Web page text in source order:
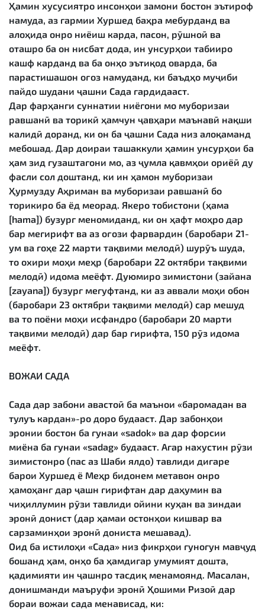
Ҳамин хусусиятро инсонҳои замони бостон эътироф
намуда, аз гармии Хуршед баҳра мебурданд ва
алоҳида онро ниёиш карда, пасон, рӯшноӣ ва
оташро ба он нисбат дода, ин унсурҳои табииро
кашф карданд ва ба онҳо эътиқод оварда, ба
парастишашон оғоз намуданд, ки баъдҳо муҷиби
пайдо шудани ҷашни Сада гардидааст.
Дар фарҳанги суннатии ниёгони мо муборизаи
равшанӣ ва торикӣ ҳамчун ҷавҳари маънавӣ нақши
калидӣ доранд, ки он ба ҷашни Сада низ алоқаманд
мебошад. Дар доираи ташаккули ҳамин унсурҳои ба
ҳам зид гузаштагони мо, аз ҷумла қавмҳои ориёӣ ду
фасли сол доштанд, ки ин ҳамон муборизаи
Ҳурмузду Аҳриман ва муборизаи равшанӣ бо
торикиро ба ёд меорад. Якеро тобистони (ҳама
[hama]) бузург меномиданд, ки он ҳафт моҳро дар
бар мегирифт ва аз оғози фарвардин (баробари 21-
ум ва гоҳе 22 марти тақвими мелодӣ) шурӯъ шуда,
то охири моҳи меҳр (баробари 22 октябри тақвими
мелодӣ) идома меёфт. Дуюмиро зимистони (зайана
[zayana]) бузург мегуфтанд, ки аз аввали моҳи обон
(баробари 23 октябри тақвими мелодӣ) сар мешуд
ва то поёни моҳи исфандро (баробари 20 марти
тақвими мелодӣ) дар бар гирифта, 150 рӯз идома
меёфт.
ВОЖАИ САДА
Сада дар забони авастоӣ ба маънои «баромадан ва
тулуъ кардан»-ро доро будааст. Дар забонҳои
эронии бостон ба гунаи «sadok» ва дар форсии
миёна ба гунаи «sadag» будааст. Агар нахустин рӯзи
зимистонро (пас аз Шаби ялдо) тавлиди дигаре
барои Хуршед ё Меҳр бидонем метавон онро
ҳамоҳанг дар ҷашн гирифтан дар даҳумин ва
чиҳиллумин рӯзи тавлиди ойини куҳан ва зиндаи
эронӣ донист (дар ҳамаи остонҳои кишвар ва
сарзаминҳои эронӣ дониста мешавад).
Оид ба истилоҳи «Сада» низ фикрҳои гуногун мавҷуд
бошанд ҳам, онҳо ба ҳамдигар умумият дошта,
қадимияти ин ҷашнро тасдиқ менамоянд. Масалан,
донишманди маъруфи эронӣ Ҳошими Ризоӣ дар
бораи вожаи сада менависад, ки: